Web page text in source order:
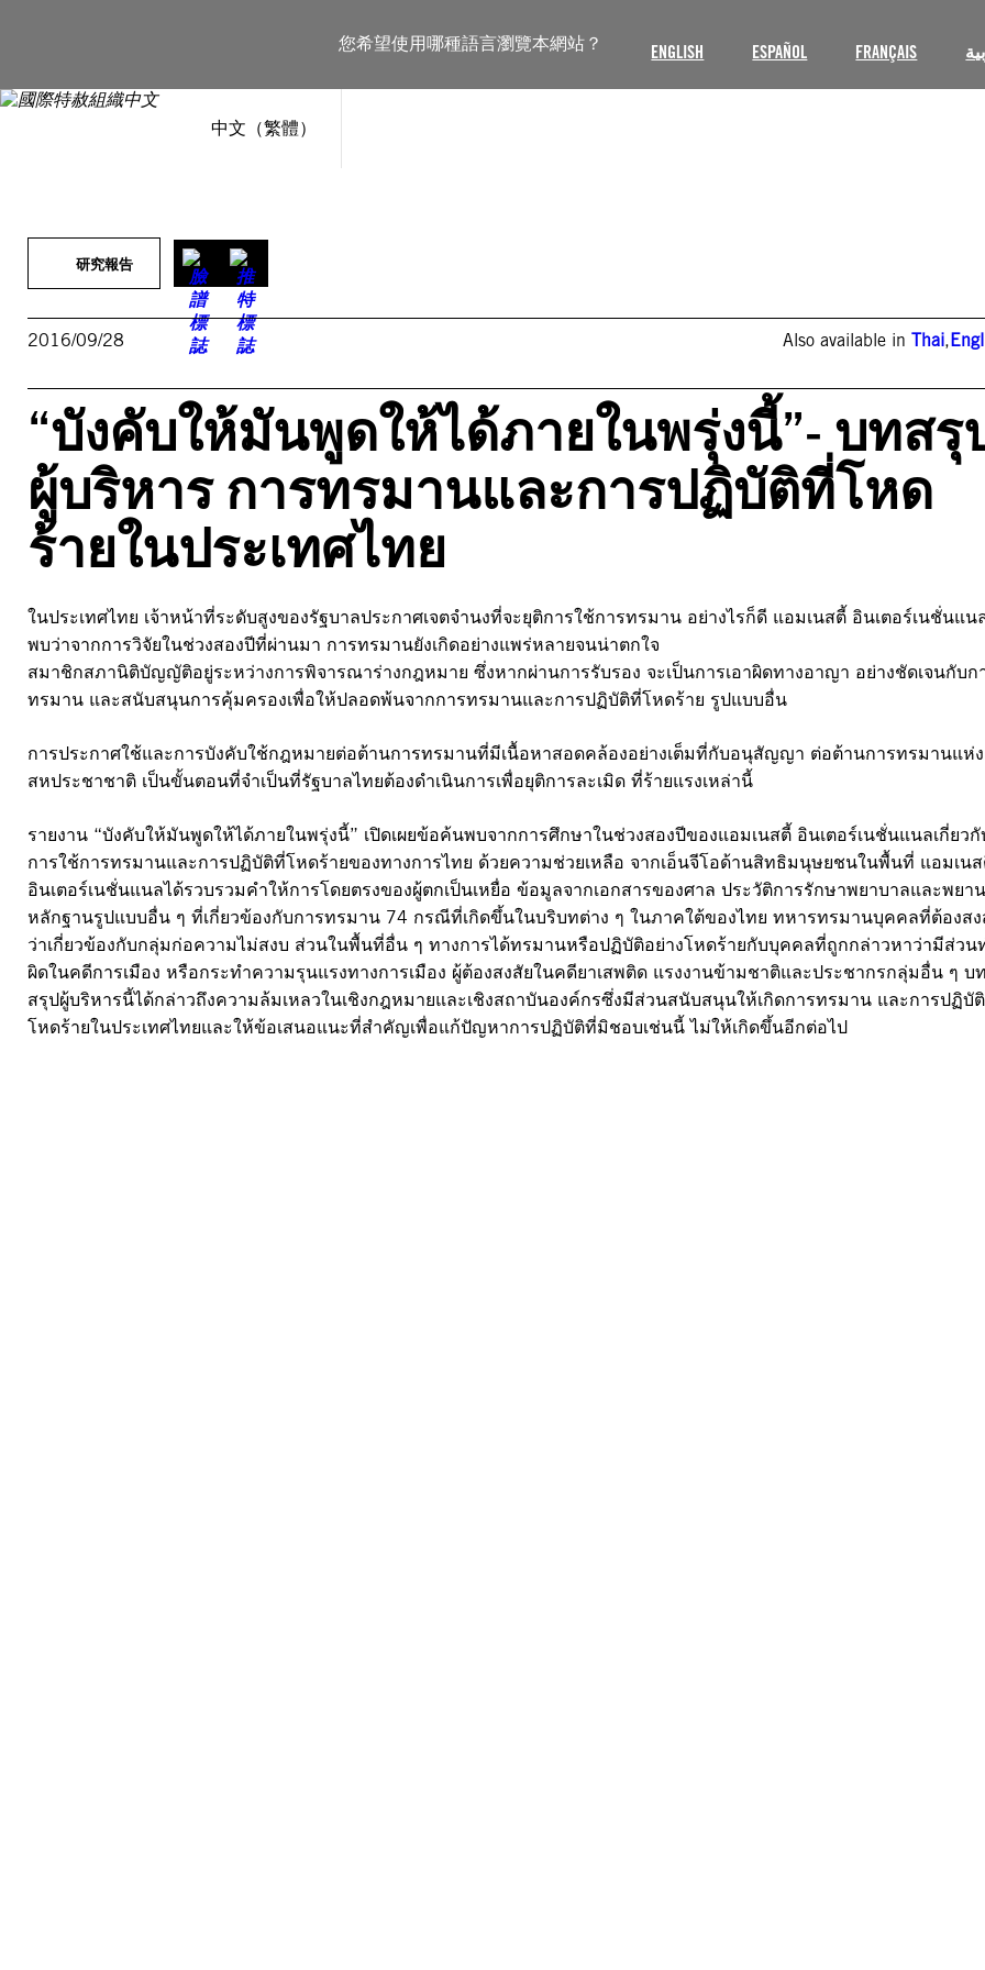
您希望使用哪種語言瀏覽本網站？ ENGLISH ESPAÑOL FRANÇAIS
中文（繁體）
內
研究報告
2016/09/28 Also available inThai,
“บังคับให้มันพูดให้ได้ภายในพรุ่งนี้”- บทสรุ
ผู้บริหาร การทรมานและการปฏิบัติที่โหด
ร้ายในประเทศไทย
ในประเทศไทย เจ้าหน้าที่ระดับสูงของรัฐบาลประกาศเจตจำนงที่จะยุติการใช้การทรมาน อย่างไรก็ดี แอมเนสตี้ อินเตอร์เนชั่นแน
พบว่าจากการวิจัยในช่วงสองปีที่ผ่านมา การทรมานยังเกิดอย่างแพร่หลายจนน่าตกใจ
สมาชิกสภานิติบัญญัติอยู่ระหว่างการพิจารณาร่างกฎหมาย ซึ่งหากผ่านการรับรอง จะเป็นการเอาผิดทางอาญา อย่างชัดเจนกับก
ทรมาน และสนับสนุนการคุ้มครองเพื่อให้ปลอดพ้นจากการทรมานและการปฏิบัติที่โหดร้าย รูปแบบอื่น
การประกาศใช้และการบังคับใช้กฎหมายต่อต้านการทรมานที่มีเนื้อหาสอดคล้องอย่างเต็มที่กับอนุสัญญา ต่อต้านการทรมานแห่ง
สหประชาชาติ เป็นขั้นตอนที่จำเป็นที่รัฐบาลไทยต้องดำเนินการเพื่อยุติการละเมิด ที่ร้ายแรงเหล่านี้
รายงาน “บังคับให้มันพูดให้ได้ภายในพรุ่งนี้” เปิดเผยข้อค้นพบจากการศึกษาในช่วงสองปีของแอมเนสตี้ อินเตอร์เนชั่นแนลเกี่ยวกั
การใช้การทรมานและการปฏิบัติที่โหดร้ายของทางการไทย ด้วยความช่วยเหลือ จากเอ็นจีโอด้านสิทธิมนุษยชนในพื้นที่ แอมเน
อินเตอร์เนชั่นแนลได้รวบรวมคำให้การโดยตรงของผู้ตกเป็นเหยื่อ ข้อมูลจากเอกสารของศาล ประวัติการรักษาพยาบาลและพยาน
หลักฐานรูปแบบอื่น ๆ ที่เกี่ยวข้องกับการทรมาน 74 กรณีที่เกิดขึ้นในบริบทต่าง ๆ ในภาคใต้ของไทย ทหารทรมานบุคคลที่ต้องสง
ว่าเกี่ยวข้องกับกลุ่มก่อความไม่สงบ ส่วนในพื้นที่อื่น ๆ ทางการได้ทรมานหรือปฏิบัติอย่างโหดร้ายกับบุคคลที่ถูกกล่าวหาว่ามีส่วน
ผิดในคดีการเมือง หรือกระทำความรุนแรงทางการเมือง ผู้ต้องสงสัยในคดียาเสพติด แรงงานข้ามชาติและประชากรกลุ่มอื่น ๆ บ
สรุปผู้บริหารนี้ได้กล่าวถึงความล้มเหลวในเชิงกฎหมายและเชิงสถาบันองค์กรซึ่งมีส่วนสนับสนุนให้เกิดการทรมาน และการปฏิบั
โหดร้ายในประเทศไทยและให้ข้อเสนอแนะที่สำคัญเพื่อแก้ปัญหาการปฏิบัติที่มิชอบเช่นนี้ ไม่ให้เกิดขึ้นอีกต่อไป